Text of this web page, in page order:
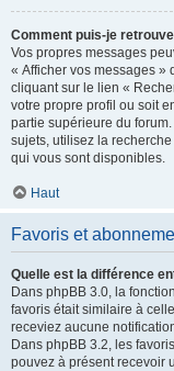
Comment puis-je
Vos propres messages
« Afficher vos messages »
cliquant sur le lien «
votre propre profil ou soit
partie supérieure du
sujets, utilisez la
qui vous sont disponibles.
Haut
Favoris et
Quelle est la différence
Dans phpBB 3.0, la
favoris était similaire à
receviez aucune
Dans phpBB 3.2, les
pouvez à présent recevoir